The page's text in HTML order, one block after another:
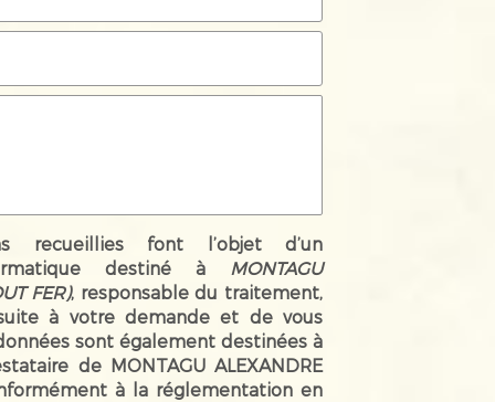
recueillies font l’objet d’un
destiné à MONTAGU
FER), responsable du traitement,
à votre demande et de vous
sont également destinées à
de MONTAGU ALEXANDRE
à la réglementation en